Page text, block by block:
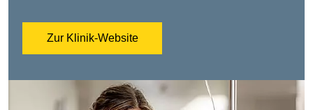
Zur Klinik-Website